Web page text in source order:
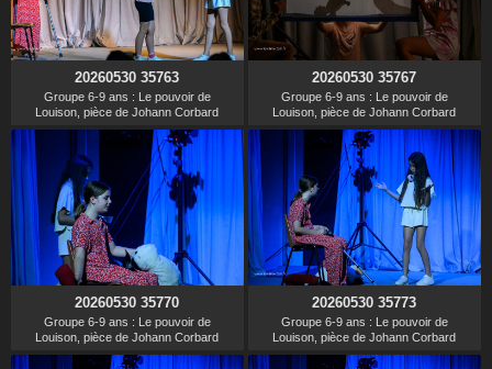
20260530 35763
Groupe 6-9 ans : Le pouvoir de
Louison, pièce de Johann Corbard
20260530 35767
Groupe 6-9 ans : Le pouvoir de
Louison, pièce de Johann Corbard
20260530 35770
Groupe 6-9 ans : Le pouvoir de
Louison, pièce de Johann Corbard
20260530 35773
Groupe 6-9 ans : Le pouvoir de
Louison, pièce de Johann Corbard